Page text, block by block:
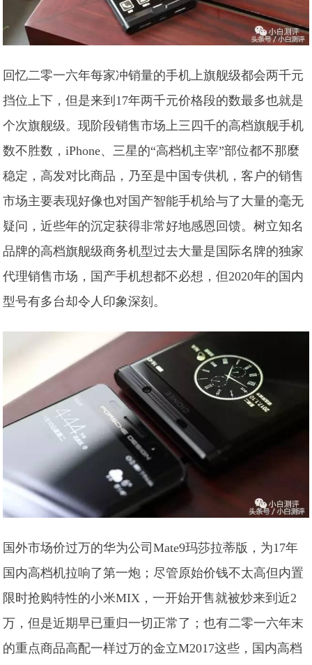
回忆二零一六年每家冲销量的手机上旗舰级都会两千元
挡位上下，但是来到17年两千元价格段的数最多也就是
个次旗舰级。现阶段销售市场上三四千的高档旗舰手机
数不胜数，iPhone、三星的“高档机主宰”部位都不那麼
稳定，高发对比商品，乃至是中国专供机，客户的销售
市场主要表现好像也对国产智能手机给与了大量的毫无
疑问，近些年的沉定获得非常好地感恩回馈。树立知名
品牌的高档旗舰级商务机型过去大量是国际名牌的独家
代理销售市场，国产手机想都不必想，但2020年的国内
型号有多台却令人印象深刻。
国外市场价过万的华为公司Mate9玛莎拉蒂版，为17年
国内高档机拉响了第一炮；尽管原始价钱不太高但内置
限时抢购特性的小米MIX，一开始开售就被炒来到近2
万，但是近期早已重归一切正常了；也有二零一六年末
的重点商品高配一样过万的金立M2017这些，国内高档